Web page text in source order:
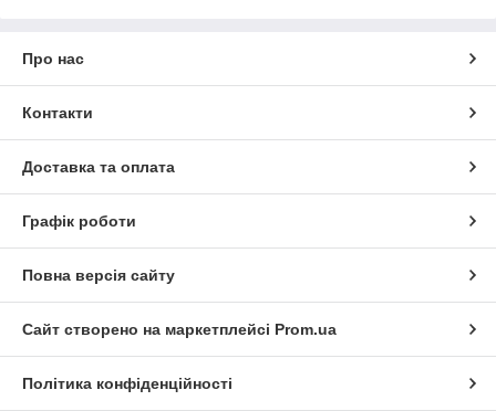
Про нас
Контакти
Доставка та оплата
Графік роботи
Повна версія сайту
Сайт створено на маркетплейсі Prom.ua
Політика конфіденційності